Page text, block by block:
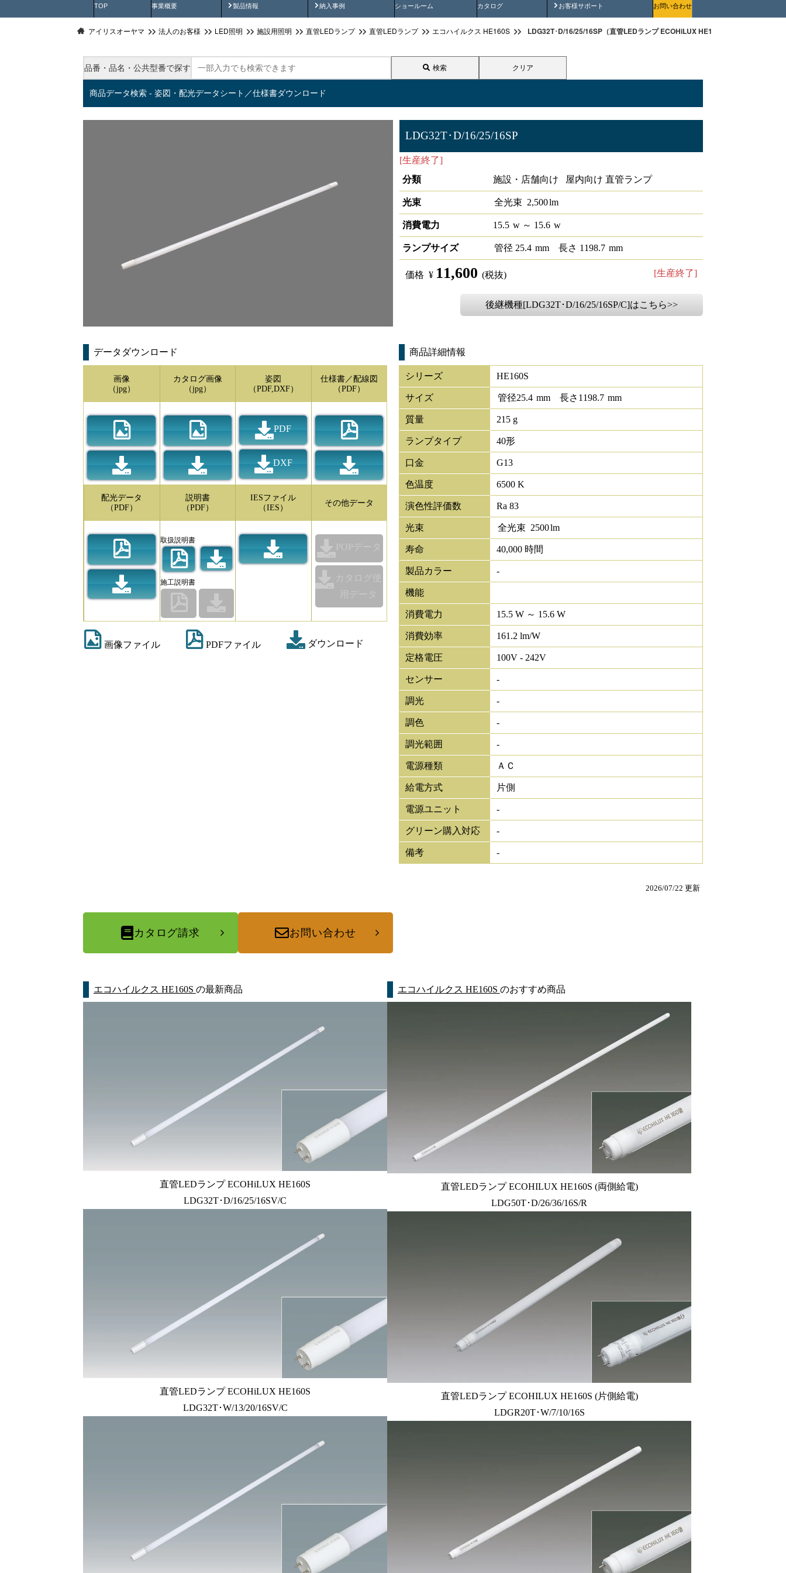
TOP 事業概要 製品情報
製品動画 納入事例
納入事例動画 ショールーム カタログ お客様サポート
安全にご使用いただくためにお問い合わせ
アイリスオーヤマ 法人のお客様 LED照明 施設用照明 直管LEDランプ 直管LEDランプ エコハイルクス HE160S LDG32T･D/16/25/16SP（直管LEDランプ ECOHiLUX HE160S）
品番・品名・公共型番で探す 検索 クリア
商品データ検索 - 姿図・配光データシート／仕様書ダウンロード
LDG32T･D/16/25/16SP
[生産終了]
分類
施設・店舗向け 屋内向け 直管ランプ
光束 全光束 2,500lm
消費電力 15.5 w ～ 15.6 w
ランプサイズ 管径 25.4 mm 長さ 1198.7 mm
価格 ¥ 11,600 (税抜) [生産終了]
後継機種[LDG32T･D/16/25/16SP/C]はこちら>>
データダウンロード
画像
（jpg）
カタログ画像
（jpg）
姿図
（PDF,DXF）
PDF
DXF
仕様書／配線図
（PDF）
配光データ
（PDF）
説明書
（PDF）
取扱説明書
施工説明書
IESファイル
（IES）
その他データ
POPデータ
カタログ使
用データ
画像ファイル PDFファイル ダウンロード
商品詳細情報
シリーズ HE160S
サイズ 管径25.4 mm 長さ 1198.7 mm
質量 215 g
ランプタイプ 40形
口金 G13
色温度 6500 K
演色性評価数 Ra 83
光束 全光束 2500lm
寿命 40,000 時間
製品カラー -
機能
消費電力 15.5 W ～ 15.6 W
消費効率 161.2 lm/W
定格電圧 100V - 242V
センサー -
調光 -
調色 -
調光範囲 -
電源種類 ＡＣ
給電方式 片側
電源ユニット -
グリーン購入対応 -
備考 -
2026/07/22 更新
カタログ請求 お問い合わせ
エコハイルクス HE160S の最新商品
直管LEDランプ ECOHiLUX HE160S
LDG32T･D/16/25/16SV/C
直管LEDランプ ECOHiLUX HE160S
LDG32T･W/13/20/16SV/C
エコハイルクス HE160S のおすすめ商品
直管LEDランプ ECOHILUX HE160S (両側給電)
LDG50T･D/26/36/16S/R
直管LEDランプ ECOHILUX HE160S (片側給電)
LDGR20T･W/7/10/16S